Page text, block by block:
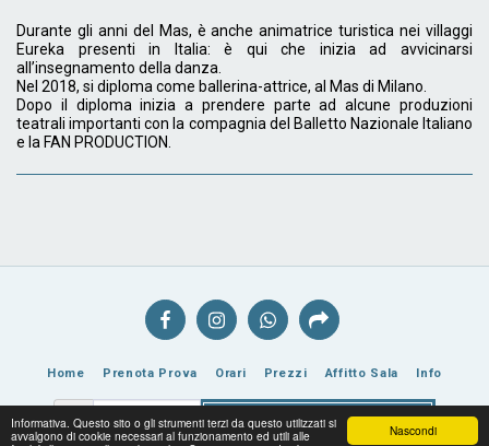
Nascondi
Informativa. Questo sito o gli strumenti terzi da questo utilizzati si
avvalgono di cookie necessari al funzionamento ed utili alle
Durante gli anni del Mas, è anche animatrice turistica nei villaggi
Eureka presenti in Italia: è qui che inizia ad avvicinarsi
all’insegnamento della danza.
Nel 2018, si diploma come ballerina-attrice, al Mas di Milano.
Dopo il diploma inizia a prendere parte ad alcune produzioni
teatrali importanti con la compagnia del Balletto Nazionale Italiano
e la FAN PRODUCTION.
Home Prenota Prova Orari Prezzi Affitto Sala Info
Iscriviti alla nostra newsletter